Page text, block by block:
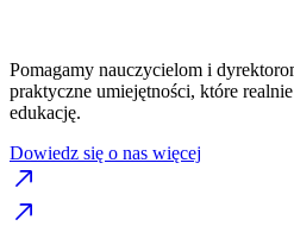
Pomagamy nauczycielom i
praktyczne umiejętności, które
edukację.
Dowiedz się o nas więcej